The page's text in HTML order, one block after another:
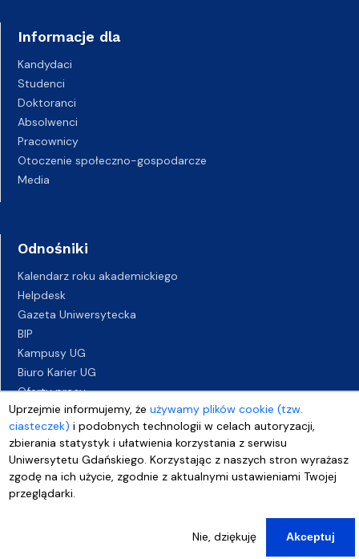
Uprzejmie informujemy, żeużywamy plików cookie (tzw.
ciasteczek) i podobnych technologii w celach autoryzacji,
zbierania statystyk i ułatwienia korzystania z serwisu
Uniwersytetu Gdańskiego. Korzystając z naszych stron wyrażasz
zgodę na ich użycie, zgodnie z aktualnymi ustawieniami Twojej
przeglądarki.
Nie, dziękuję Akceptuj
Informacje dla
Kandydaci
Studenci
Doktoranci
Absolwenci
Pracownicy
Otoczenie społeczno-gospodarcze
Media
Odnośniki
Kalendarz roku akademickiego
Helpdesk
Gazeta Uniwersytecka
BIP
Kampusy UG
Biuro Karier UG
Oferty pracy
Deklaracja dostępności